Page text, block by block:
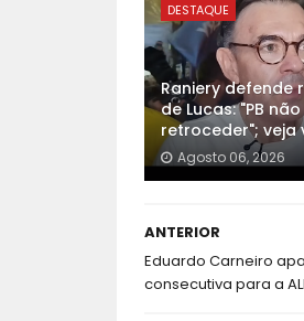
DESTAQUE
Raniery defende
de Lucas: "PB
retroceder"; veja
Agosto 06, 2026
ANTERIOR
Eduardo Carneiro
consecutiva para a